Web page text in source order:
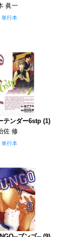
眞一
単行本
テンダー6stp (1)
佐 修
単行本